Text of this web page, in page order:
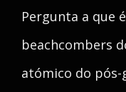
Pergunta a que
beachcombers
atómico do